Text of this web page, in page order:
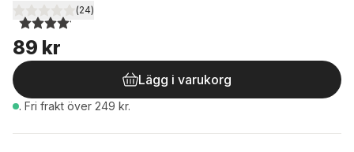
4,1utav 5 stjärnor. Totalt antal röster:
(24)
89 kr
Lägg i varukorg
. Fri frakt över 249 kr.